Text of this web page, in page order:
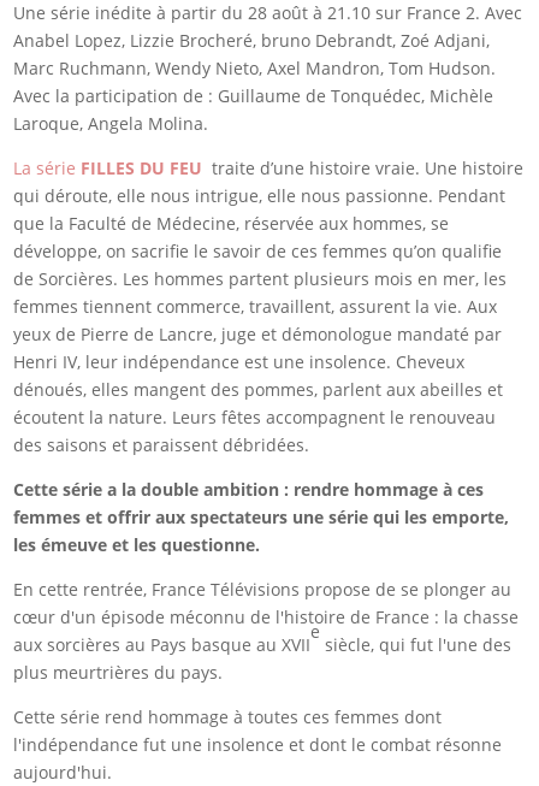
Une série inédite à partir du 28 août à 21.10 sur France 2. Avec
Anabel Lopez, Lizzie Brocheré, bruno Debrandt, Zoé Adjani,
Marc Ruchmann, Wendy Nieto, Axel Mandron, Tom Hudson.
Avec la participation de : Guillaume de Tonquédec, Michèle
Laroque, Angela Molina.
La série FILLES DU FEU traite d’une histoire vraie. Une histoire
qui déroute, elle nous intrigue, elle nous passionne. Pendant
que la Faculté de Médecine, réservée aux hommes, se
développe, on sacrifie le savoir de ces femmes qu’on qualifie
de Sorcières. Les hommes partent plusieurs mois en mer, les
femmes tiennent commerce, travaillent, assurent la vie. Aux
yeux de Pierre de Lancre, juge et démonologue mandaté par
Henri IV, leur indépendance est une insolence. Cheveux
dénoués, elles mangent des pommes, parlent aux abeilles et
écoutent la nature. Leurs fêtes accompagnent le renouveau
des saisons et paraissent débridées.
Cette série a la double ambition : rendre hommage à ces
femmes et offrir aux spectateurs une série qui les emporte,
les émeuve et les questionne.
En cette rentrée, France Télévisions propose de se plonger au
cœur d'un épisode méconnu de l'histoire de France : la chasse
aux sorcières au Pays basque au XVII
e
siècle, qui fut l'une des
plus meurtrières du pays.
Cette série rend hommage à toutes ces femmes dont
l'indépendance fut une insolence et dont le combat résonne
aujourd'hui.